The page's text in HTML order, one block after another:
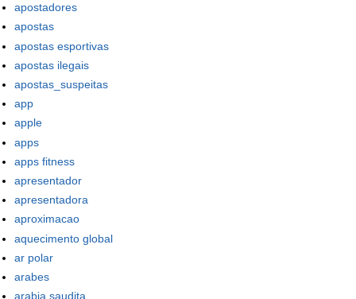
apostadores
apostas
apostas esportivas
apostas ilegais
apostas_suspeitas
app
apple
apps
apps fitness
apresentador
apresentadora
aproximacao
aquecimento global
ar polar
arabes
arabia saudita